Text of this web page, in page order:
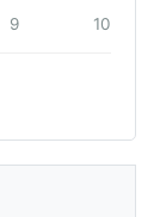
9 10